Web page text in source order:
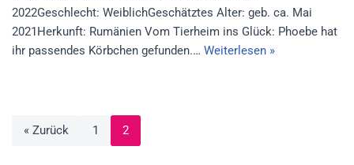
2022Geschlecht: WeiblichGeschätztes Alter: geb. ca. Mai
2021Herkunft: Rumänien Vom Tierheim ins Glück: Phoebe hat
ihr passendes Körbchen gefunden.… Weiterlesen »
« Zurück 1 2